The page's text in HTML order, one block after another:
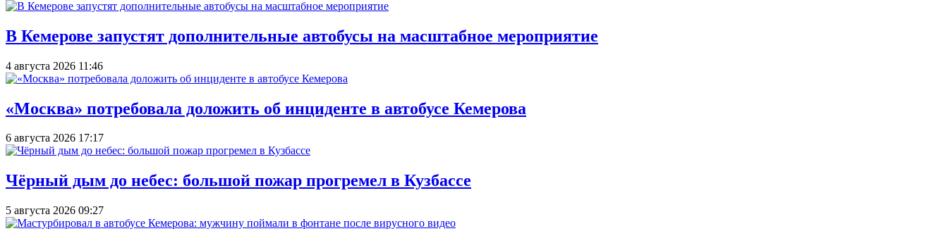
В Кемерове запустят дополнительные автобусы на масштабное мероприятие
4 августа 2026 11:46
«Москва» потребовала доложить об инциденте в автобусе Кемерова
6 августа 2026 17:17
Чёрный дым до небес: большой пожар прогремел в Кузбассе
5 августа 2026 09:27